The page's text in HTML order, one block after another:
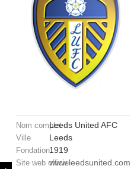
Nom completLeeds United AFC
Ville Leeds
Fondation1919
Site web officielwww.leedsunited.com